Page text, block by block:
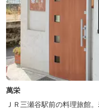
萬栄
ＪＲ三瀬谷駅前の料理旅館